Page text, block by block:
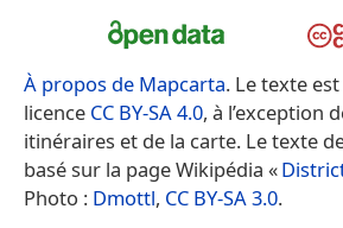
À propos de Mapcarta. Le texte
licence CC BY-SA 4.0, à l’exception
itinéraires et de la carte. Le texte
basé sur la page Wikipédia «
Photo : Dmottl, CC BY-SA 3.0.